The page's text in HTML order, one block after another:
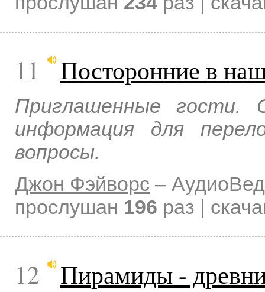
11 Посторонние в
Приглашенные гости.
информация для
вопросы.
Джон Фэйворс –
прослушан 196 раз |
12 Пирамиды -